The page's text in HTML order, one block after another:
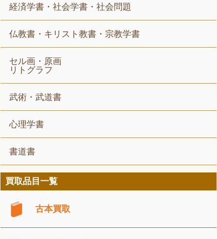
経済学書・社会学書・社会問題
仏教書・キリスト教書・宗教学書
セル画・原画
リトグラフ
武術・武道書
心理学書
書道書
買取品目一覧
古本買取